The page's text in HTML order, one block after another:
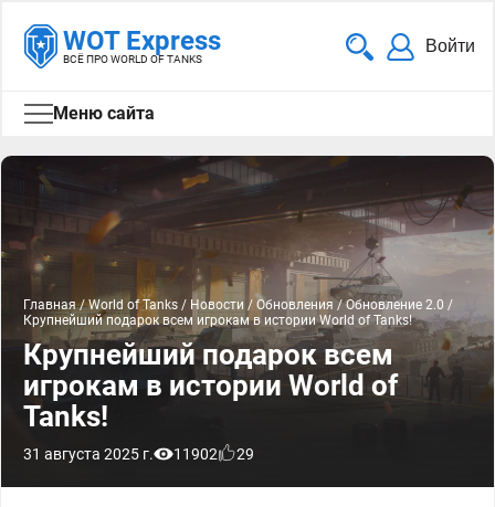
WOT Express
ВСЁ ПРО WORLD OF TANKS
Войти
Меню сайта
Главная/ World of Tanks / Новости / Обновления / Обновление 2.0 /
Крупнейший подарок всем игрокам в истории World of Tanks!
Крупнейший подарок всем
игрокам в истории World of
Tanks!
31 августа 2025 г. 11902 29